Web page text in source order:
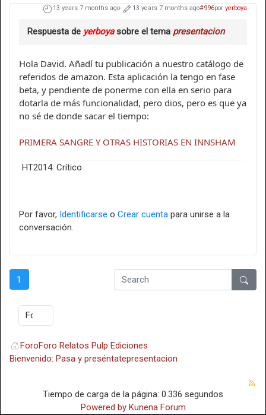
13 years 7 months ago- 13 years 7 months ago#996por yerboya
Respuesta de yerboyasobre el tema presentacion
Hola David. Añadí tu publicación a nuestro catálogo de
referidos de amazon. Esta aplicación la tengo en fase
beta, y pendiente de ponerme con ella en serio para
dotarla de más funcionalidad, pero dios, pero es que ya
no sé de donde sacar el tiempo:
PRIMERA SANGRE Y OTRAS HISTORIAS EN INNSHAM
HT2014: Crítico
Por favor, Identificarse o Crear cuenta para unirse a la
conversación.
1
ForoForo Relatos Pulp Ediciones
Bienvenido: Pasa y preséntatepresentacion
Tiempo de carga de la página: 0.336 segundos
Powered by Kunena Forum